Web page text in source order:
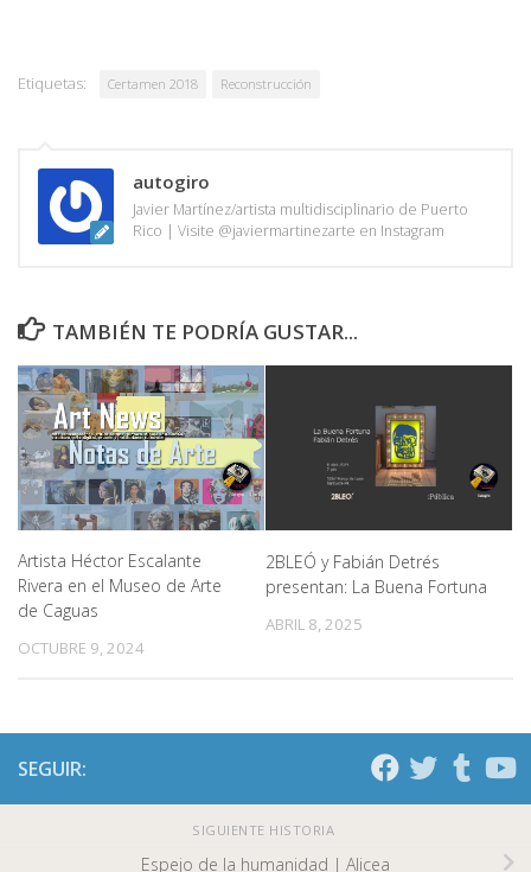
Etiquetas: Certamen 2018 Reconstrucción
autogiro
Javier Martínez/artista multidisciplinario de Puerto
Rico | Visite @javiermartinezarte en Instagram
TAMBIÉN TE PODRÍA GUSTAR...
Artista Héctor Escalante
Rivera en el Museo de Arte
de Caguas
OCTUBRE 9, 2024
2BLEÓ y Fabián Detrés
presentan: La Buena Fortuna
ABRIL 8, 2025
SEGUIR:
SIGUIENTE HISTORIA
Espejo de la humanidad | Alicea